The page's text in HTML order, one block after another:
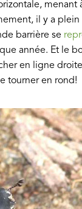
menant
il y a plein
barrière se
année. Et le
en ligne
tourner en rond!